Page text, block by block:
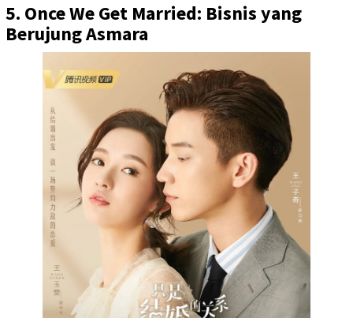
5. Once We Get Married: Bisnis yang
Berujung Asmara